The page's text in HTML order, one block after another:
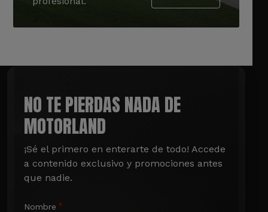
NO TE PIERDAS NADA DE
MOTORLAND
¡Sé el primero en enterarte de todo! Accede
a contenido exclusivo y promociones antes
que nadie.
Nombre